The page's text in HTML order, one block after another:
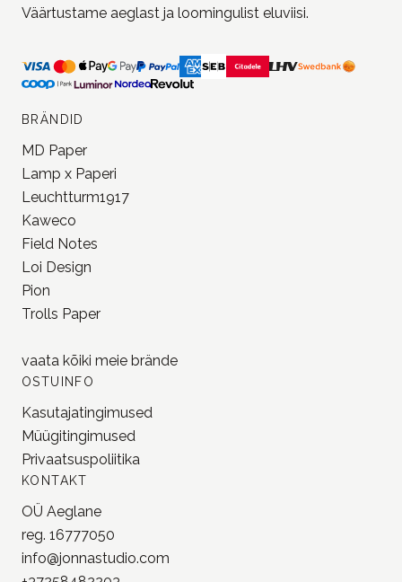
Väärtustame aeglast ja loomingulist eluviisi.
BRÄNDID
MD Paper
Lamp x Paperi
Leuchtturm1917
Kaweco
Field Notes
Loi Design
Pion
Trolls Paper
vaata kõiki meie brände
OSTUINFO
Kasutajatingimused
Müügitingimused
Privaatsuspoliitika
KONTAKT
OÜ Aeglane
reg. 16777050
info@jonnastudio.com